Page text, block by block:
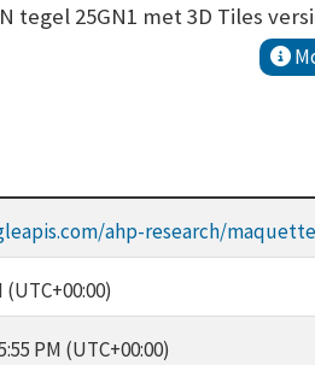
tegel 25GN1 met 3D Tiles
ahp-research/
(UTC+00:00)
PM (UTC+00:00)